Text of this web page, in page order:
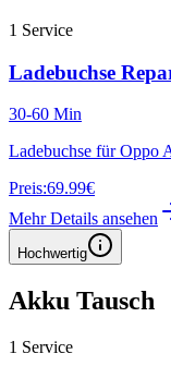
1 Service
Ladebuchse
30-60 Min
Ladebuchse für Oppo
Preis:69.99€
Mehr Details ansehen
Hochwertig
Akku Tausch
1 Service